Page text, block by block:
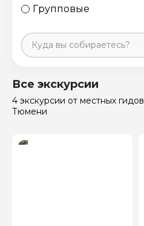
Групповые
Санкт-Петербург
Россия
Все экскурсии
4 экскурсии от местных гидов
Тюмени